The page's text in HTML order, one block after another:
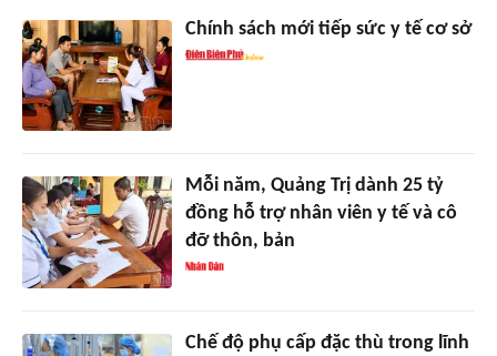
Chính sách mới tiếp sức y tế cơ sở
Mỗi năm, Quảng Trị dành 25 tỷ
đồng hỗ trợ nhân viên y tế và cô
đỡ thôn, bản
Chế độ phụ cấp đặc thù trong lĩnh